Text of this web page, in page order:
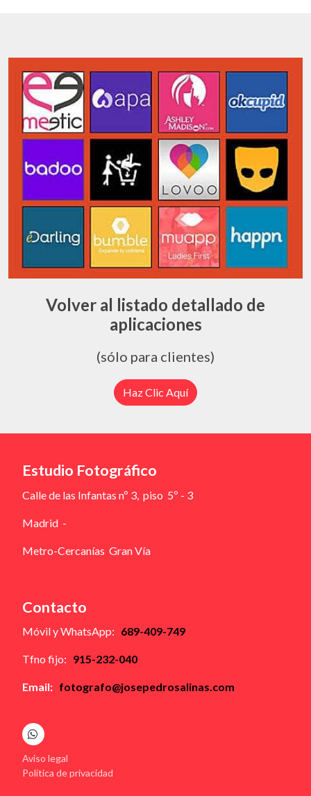
Volver al listado detallado de
aplicaciones
(sólo para clientes)
Haz Clic Aquí
Estudio Fotográfico
Calle de las Infantas nº 3, piso 5º - 3
Madrid -
Metro-Cercanías Gran Vía
Contacto
Móvil y WhatsApp: 689-409-749
Tfno fijo: 915-232-040
Email: fotografo@josepedrosalinas.com
Aviso legal
Política de privacidad